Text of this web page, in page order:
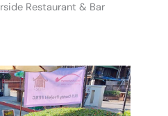
Restaurant & Bar